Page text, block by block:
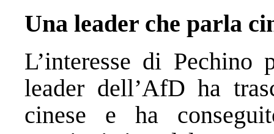
Una leader che parla
L’interesse di
leader dell’AfD ha
cinese e ha